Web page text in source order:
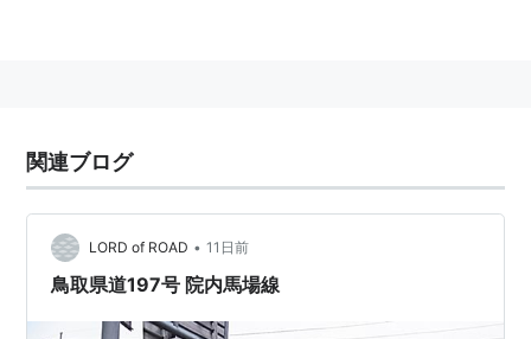
関連ブログ
LORD of ROAD • 11日前
鳥取県道197号 院内馬場線